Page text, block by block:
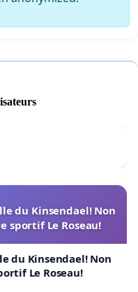
du Kinsendael! Non
sportif Le Roseau!
du Kinsendael! Non
Le Roseau!